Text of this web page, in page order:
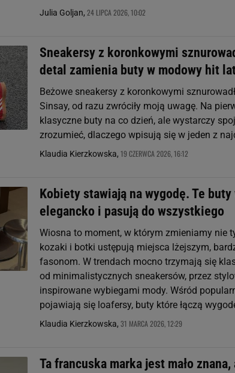
Julia Goljan, 24 LIPCA 2026, 10:02
Sneakersy z koronkowymi
detal zamienia buty w modowy hit
Beżowe sneakersy z koronkowymi
Sinsay, od razu zwróciły moją uwagę. Na
klasyczne buty na co dzień, ale wystarczy
zrozumieć, dlaczego wpisują się w jeden z
Klaudia Kierzkowska, 19 CZERWCA 2026, 16:12
Kobiety stawiają na wygodę. Te
elegancko i pasują do wszystkiego
Wiosna to moment, w którym zmieniamy nie
kozaki i botki ustępują miejsca lżejszym,
fasonom. W trendach mocno trzymają się
od minimalistycznych sneakersów, przez
inspirowane wybiegami mody. Wśród
pojawiają się loafersy, buty które łączą
Klaudia Kierzkowska, 31 MARCA 2026, 12:29
Ta francuska marka jest mało